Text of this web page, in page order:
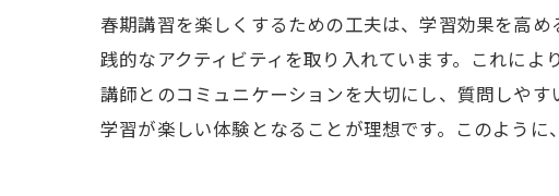
春期講習を楽しくするための工夫は、学習効果を高
践的なアクティビティを取り入れています。これによ
講師とのコミュニケーションを大切にし、質問しや
学習が楽しい体験となることが理想です。このように